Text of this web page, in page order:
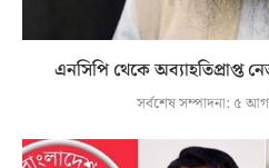
এনসিপি থেকে অব্যাহতিপ্রাপ্ত
সর্বশেষ সম্পাদনা: ৫